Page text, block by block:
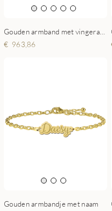
Gouden armband met vingerafdruk hart
963,86
Gouden armbandje met naam